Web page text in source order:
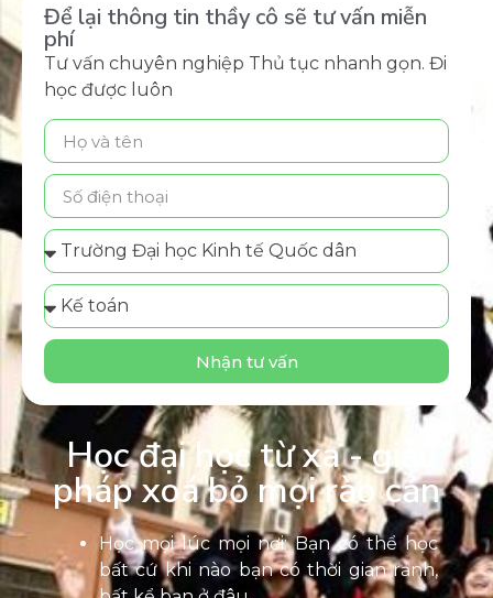
Để lại thông tin thầy cô sẽ tư vấn miễn
phí
Tư vấn chuyên nghiệp Thủ tục nhanh gọn. Đi
học được luôn
Nhận tư vấn
Học đại học từ xa - giải
pháp xoá bỏ mọi rào cản
Học mọi lúc mọi nơi: Bạn có thể học
bất cứ khi nào bạn có thời gian rảnh,